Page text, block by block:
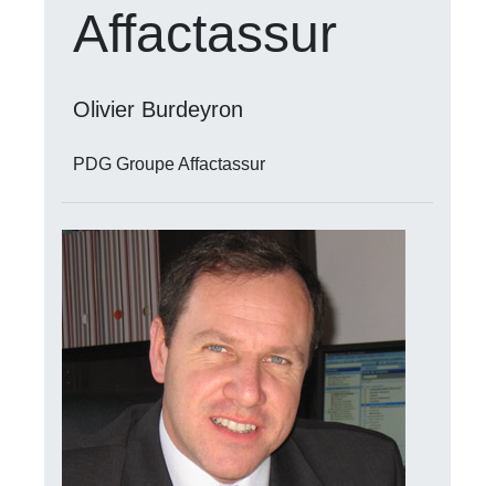
Affactassur
Olivier Burdeyron
PDG Groupe Affactassur